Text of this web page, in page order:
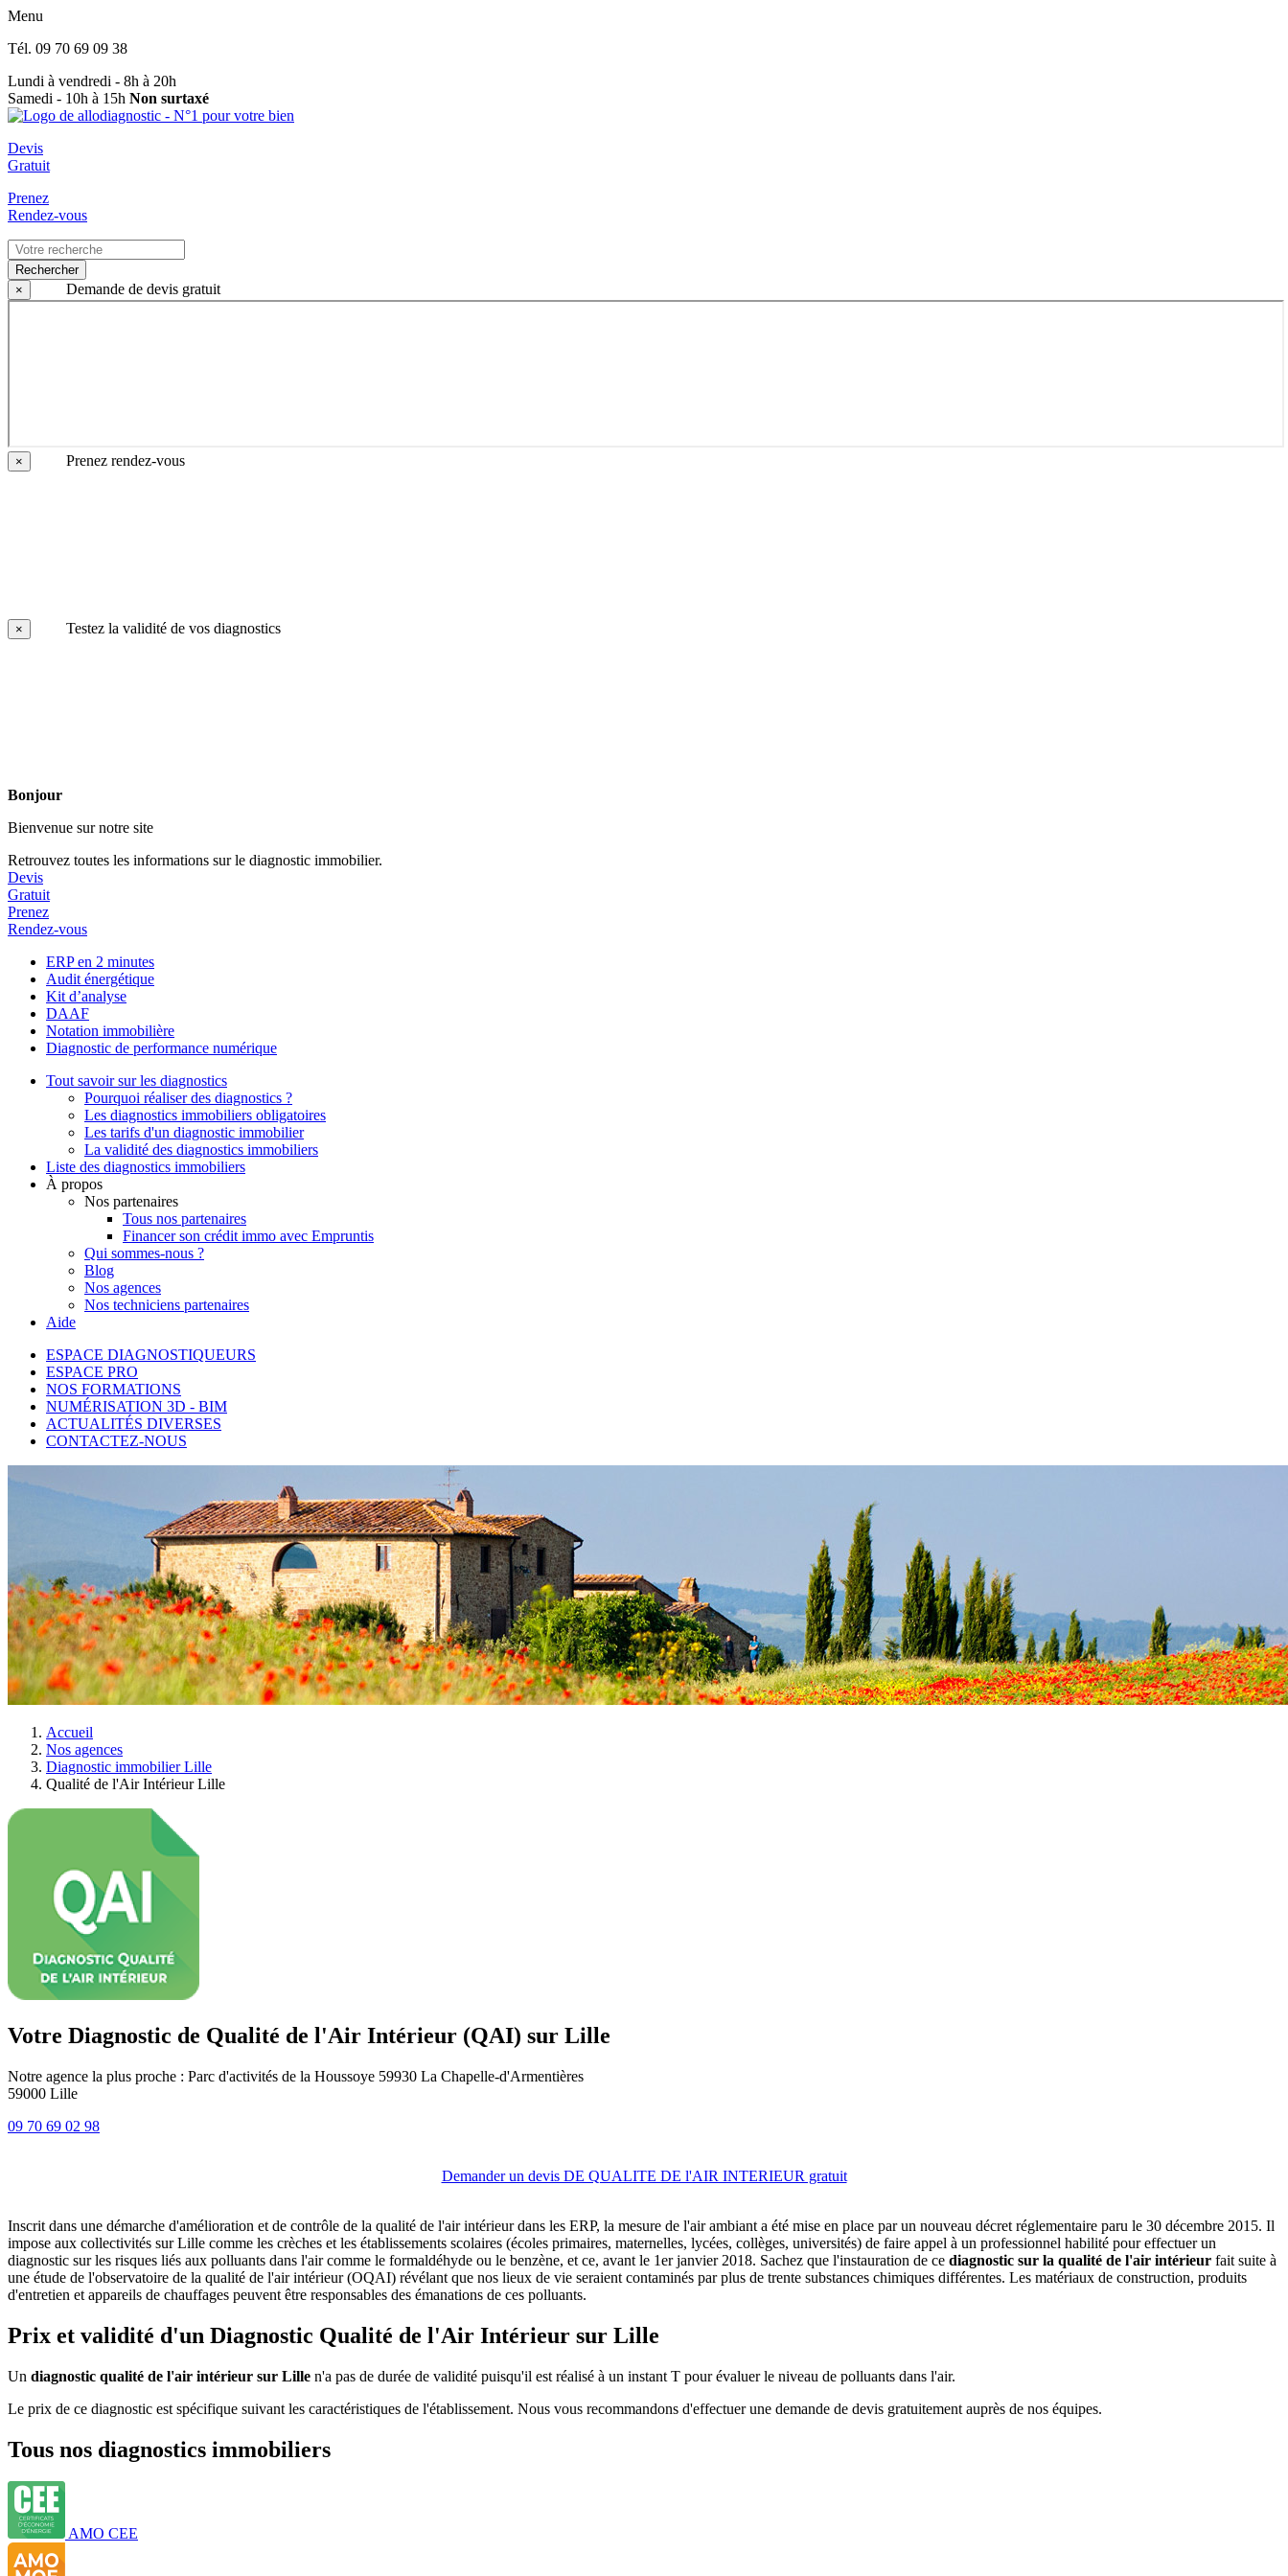
Menu
Tél. 09 70 69 09 38
Lundi à vendredi - 8h à 20h
Samedi - 10h à 15h Non surtaxé
Devis
Gratuit
Prenez
Rendez-vous
Rechercher
×
Demande de devis gratuit
× Prenez rendez-vous
× Testez la validité de vos diagnostics
Bonjour
Bienvenue sur notre site
Retrouvez toutes les informations sur le diagnostic immobilier.
Devis
Gratuit
Prenez
Rendez-vous
ERP en 2 minutes
Audit énergétique
Kit d’analyse
DAAF
Notation immobilière
Diagnostic de performance numérique
Tout savoir sur les diagnostics
Pourquoi réaliser des diagnostics ?
Les diagnostics immobiliers obligatoires
Les tarifs d'un diagnostic immobilier
La validité des diagnostics immobiliers
Liste des diagnostics immobiliers
À propos
Nos partenaires
Tous nos partenaires
Financer son crédit immo avec Empruntis
Qui sommes-nous ?
Blog
Nos agences
Nos techniciens partenaires
Aide
ESPACE DIAGNOSTIQUEURS
ESPACE PRO
NOS FORMATIONS
NUMÉRISATION 3D - BIM
ACTUALITÉS DIVERSES
CONTACTEZ-NOUS
Accueil
Nos agences
Diagnostic immobilier Lille
Qualité de l'Air Intérieur Lille
Votre Diagnostic de Qualité de l'Air Intérieur (QAI) sur Lille
Notre agence la plus proche : Parc d'activités de la Houssoye 59930 La Chapelle-d'Armentières
59000 Lille
09 70 69 02 98
Demander un devis DE QUALITE DE l'AIR INTERIEUR gratuit
Inscrit dans une démarche d'amélioration et de contrôle de la qualité de l'air intérieur dans les ERP, la mesure de l'air ambiant a été mise en place par un nouveau décret réglementaire paru le 30 décembre 2015. Il
impose aux collectivités sur Lille comme les crèches et les établissements scolaires (écoles primaires, maternelles, lycées, collèges, universités) de faire appel à un professionnel habilité pour effectuer un
diagnostic sur les risques liés aux polluants dans l'air comme le formaldéhyde ou le benzène, et ce, avant le 1er janvier 2018. Sachez que l'instauration de ce diagnostic sur la qualité de l'air intérieur fait suite à
une étude de l'observatoire de la qualité de l'air intérieur (OQAI) révélant que nos lieux de vie seraient contaminés par plus de trente substances chimiques différentes. Les matériaux de construction, produits
d'entretien et appareils de chauffages peuvent être responsables des émanations de ces polluants.
Prix et validité d'un Diagnostic Qualité de l'Air Intérieur sur Lille
Un diagnostic qualité de l'air intérieur sur Lille n'a pas de durée de validité puisqu'il est réalisé à un instant T pour évaluer le niveau de polluants dans l'air.
Le prix de ce diagnostic est spécifique suivant les caractéristiques de l'établissement. Nous vous recommandons d'effectuer une demande de devis gratuitement auprès de nos équipes.
Tous nos diagnostics immobiliers
AMO CEE